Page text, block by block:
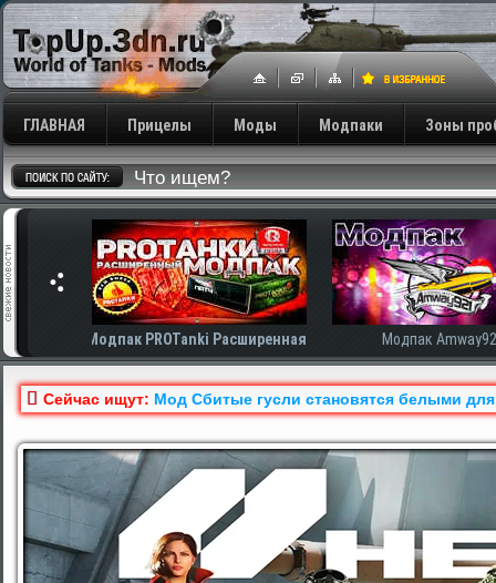
ГЛАВНАЯ Прицелы Моды Модпаки Зоны
Модпак Amway921 Модпак
Сейчас ищут: Мод Сбитые гусли становятся белыми